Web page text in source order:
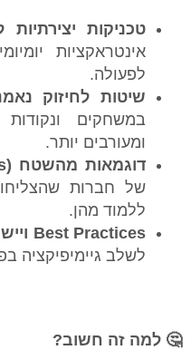
טכניקות יצירתיות
אינטראקציות
לפעולה.
שיטות לחיזוק
במשחקים ונקודות
ומעורבים יותר.
דוגמאות מהשטח (Case Studies)
של חברות
ללמוד מהן.
Best Practices ויישום פרקטי
לשלב גיימיפיקציה
🤔 למה זה חשוב?